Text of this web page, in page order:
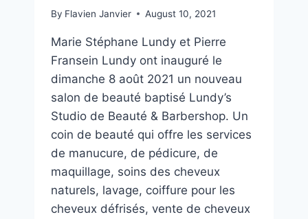
By Flavien Janvier August 10, 2021
Marie Stéphane Lundy et Pierre
Fransein Lundy ont inauguré le
dimanche 8 août 2021 un nouveau
salon de beauté baptisé Lundy’s
Studio de Beauté & Barbershop. Un
coin de beauté qui offre les services
de manucure, de pédicure, de
maquillage, soins des cheveux
naturels, lavage, coiffure pour les
cheveux défrisés, vente de cheveux